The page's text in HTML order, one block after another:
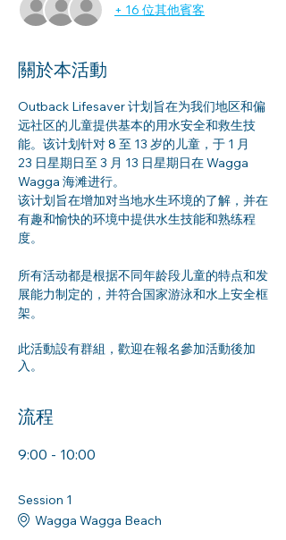
+ 16 位其他賓客
關於本活動
Outback Lifesaver 计划旨在为我们地区和偏
远社区的儿童提供基本的用水安全和救生技
能。该计划针对 8 至 13 岁的儿童，于 1 月
23 日星期日至 3 月 13 日星期日在 Wagga
Wagga 海滩进行。
该计划旨在增加对当地水生环境的了解，并在
有趣和愉快的环境中提供水生技能和熟练程
度。
所有活动都是根据不同年龄段儿童的特点和发
展能力制定的，并符合国家游泳和水上安全框
架。
此活動設有群組，歡迎在報名參加活動後加
入。
流程
9:00 - 10:00
Session 1
Wagga Wagga Beach